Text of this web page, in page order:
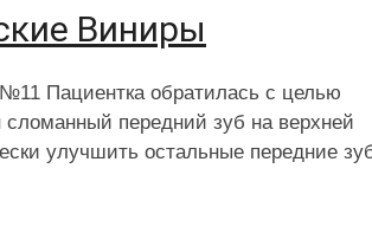
Виниры
Пациентка обратилась с целью
сломанный передний зуб на верхней
улучшить остальные передние